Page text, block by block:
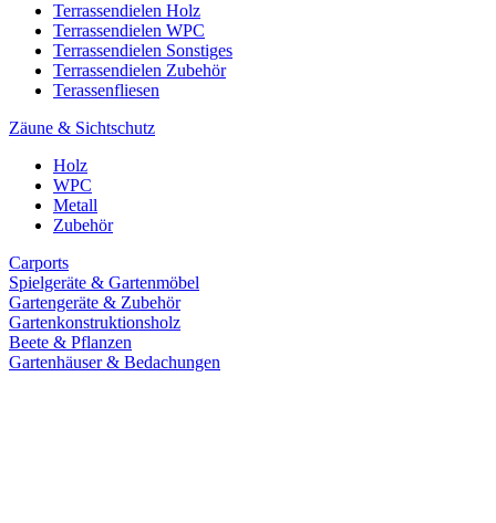
Terrassendielen Holz
Terrassendielen WPC
Terrassendielen Sonstiges
Terrassendielen Zubehör
Terassenfliesen
Zäune & Sichtschutz
Holz
WPC
Metall
Zubehör
Carports
Spielgeräte & Gartenmöbel
Gartengeräte & Zubehör
Gartenkonstruktionsholz
Beete & Pflanzen
Gartenhäuser & Bedachungen